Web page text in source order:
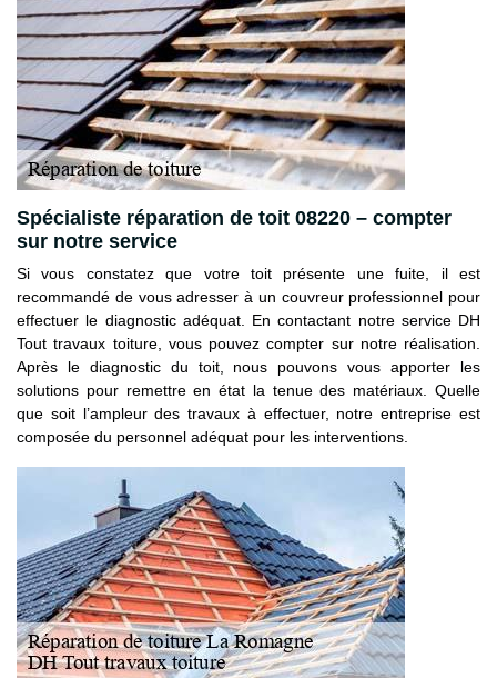
Spécialiste réparation de toit 08220 – compter
sur notre service
Si vous constatez que votre toit présente une fuite, il est
recommandé de vous adresser à un couvreur professionnel pour
effectuer le diagnostic adéquat. En contactant notre service DH
Tout travaux toiture, vous pouvez compter sur notre réalisation.
Après le diagnostic du toit, nous pouvons vous apporter les
solutions pour remettre en état la tenue des matériaux. Quelle
que soit l’ampleur des travaux à effectuer, notre entreprise est
composée du personnel adéquat pour les interventions.